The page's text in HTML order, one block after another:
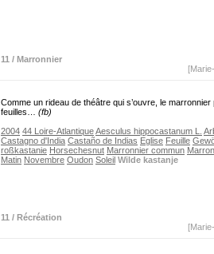
11 / Marronnier
Comme un rideau de théâtre qui s’ouvre, le
feuilles… (fb)
2004 44 Loire-AtlantiqueAesculus hippocastanum L.
Castagno d'India Castaño de Indias Eglise Feuille
roßkastanie Horsechesnut Marronnier commun
Matin Novembre Oudon Soleil Wilde kastanje
11 / Récréation